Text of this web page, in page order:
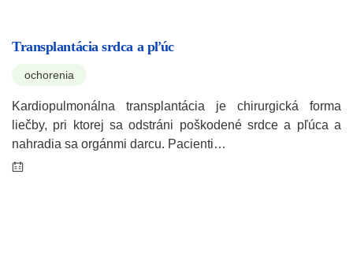
Transplantácia srdca a pľúc
ochorenia
Kardiopulmonálna transplantácia je chirurgická forma
liečby, pri ktorej sa odstráni poškodené srdce a pľúca a
nahradia sa orgánmi darcu. Pacienti…